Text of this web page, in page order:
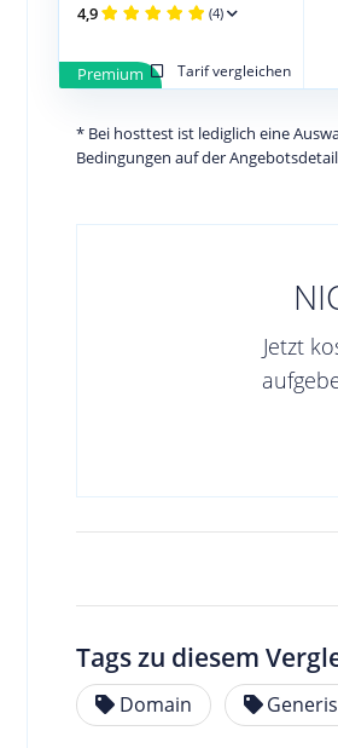
Premium Tarif vergleichen
4,9 (4)
* Bei hosttest ist lediglich eine
Bedingungen auf der
Jetzt
Tags zu diesem
Domain